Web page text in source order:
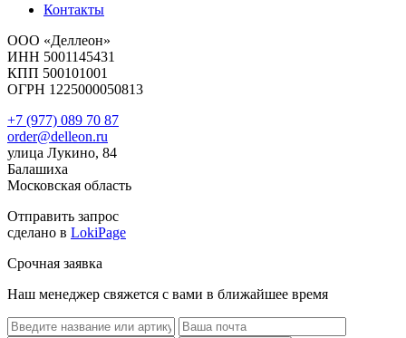
Контакты
ООО «Деллеон»
ИНН 5001145431
КПП 500101001
ОГРН 1225000050813
+7 (977) 089 70 87
order@delleon.ru
улица Лукино, 84
Балашиха
Московская область
Отправить запрос
сделано в LokiPage
Срочная заявка
Наш менеджер свяжется с вами в ближайшее время